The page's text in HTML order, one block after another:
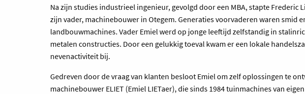
Na zijn studies industrieel ingenieur, gevolgd door een MBA, stapte Frederic
zijn vader, machinebouwer in Otegem. Generaties voorvaderen waren smid
landbouwmachines. Vader Emiel werd op jonge leeftijd zelfstandig in
metalen constructies. Door een gelukkig toeval kwam er een lokale
nevenactiviteit bij.
Gedreven door de vraag van klanten besloot Emiel om zelf oplossingen te
machinebouwer ELIET (Emiel LIETaer), die sinds 1984 tuinmachines van